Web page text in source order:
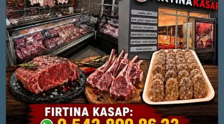
26 MART
PERŞEMBE
9°
Parçalı Bulutlu
Nem: %76
Rüzgar: 6 km/h
27 MART
CUMA
11°
Bölgesel düzensiz yağmur
yağışlı
Nem: %61